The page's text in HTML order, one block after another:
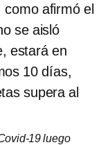
afirmó el
se aisló
estará en
10 días,
supera al
19 luego